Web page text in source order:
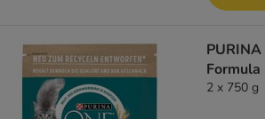
2 x 750 g